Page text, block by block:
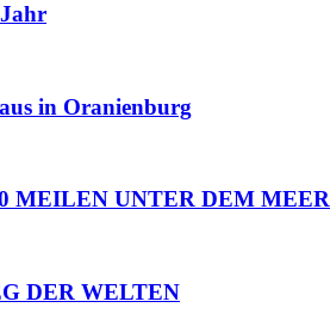
in Oranienburg
MEILEN UNTER DEM MEER
DER WELTEN